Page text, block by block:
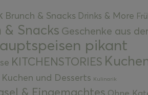
Brunch & Snacks Drinks & More
& Snacks Geschenke aus der
pikant
KITCHENSTORIES
Kuchen und Desserts Kulinarik